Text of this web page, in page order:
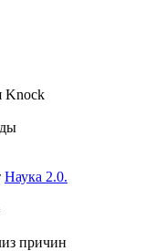
Knock
Наука 2.0.
причин